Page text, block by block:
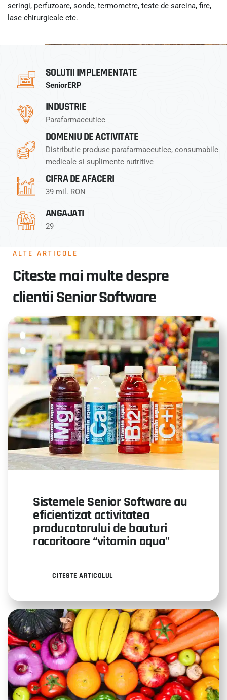
seringi, perfuzoare, sonde, termometre, teste de sarcina, fire,
lase chirurgicale etc.
SOLUTII IMPLEMENTATE
SeniorERP
INDUSTRIE
Parafarmaceutice
DOMENIU DE ACTIVITATE
Distributie produse parafarmaceutice, consumabile
medicale si suplimente nutritive
CIFRA DE AFACERI
39 mil. RON
ANGAJATI
29
ALTE ARTICOLE
Citeste mai multe despre
clientii Senior Software
Sistemele Senior Software au
eficientizat activitatea
producatorului de bauturi
racoritoare “vitamin aqua”
CITESTE ARTICOLUL